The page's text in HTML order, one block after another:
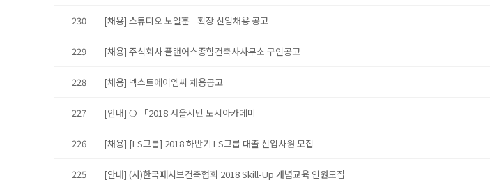
230 [채용] 스튜디오 노일훈 - 확장 신입채용 공고
229 [채용] 주식회사 플랜어스종합건축사사무소 구인공고
228 [채용] 넥스트에이엠씨 채용공고
227 [안내] ❍ 「2018 서울시민 도시아카데미」
226 [채용] [LS그룹] 2018 하반기 LS그룹 대졸 신입사원 모집
225 [안내] (사)한국패시브건축협회 2018 Skill-Up 개념교육 인원모집